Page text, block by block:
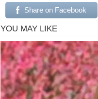
Share on Facebook